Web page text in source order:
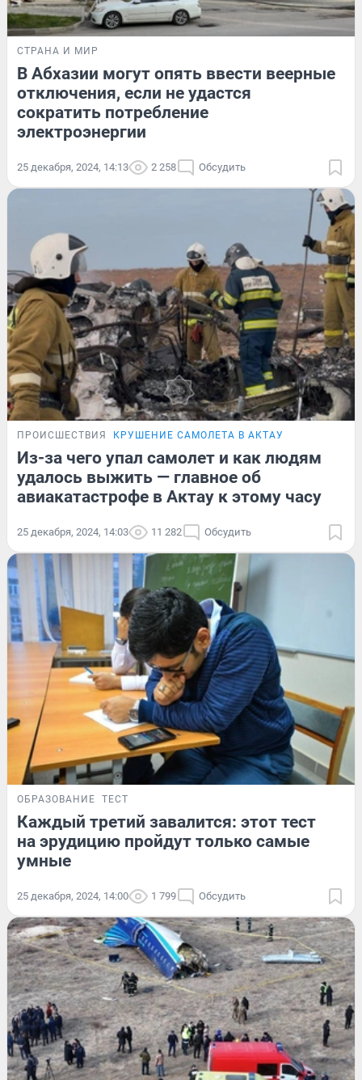
СТРАНА И МИР
В Абхазии могут опять ввести веерные
отключения, если не удастся
сократить потребление
электроэнергии
25 декабря, 2024, 14:13 2 258 Обсудить
ПРОИСШЕСТВИЯ КРУШЕНИЕ САМОЛЕТА В АКТАУ
Из-за чего упал самолет и как людям
удалось выжить — главное об
авиакатастрофе в Актау к этому часу
25 декабря, 2024, 14:03 11 282 Обсудить
ОБРАЗОВАНИЕ ТЕСТ
Каждый третий завалится: этот тест
на эрудицию пройдут только самые
умные
25 декабря, 2024, 14:00 1 799 Обсудить